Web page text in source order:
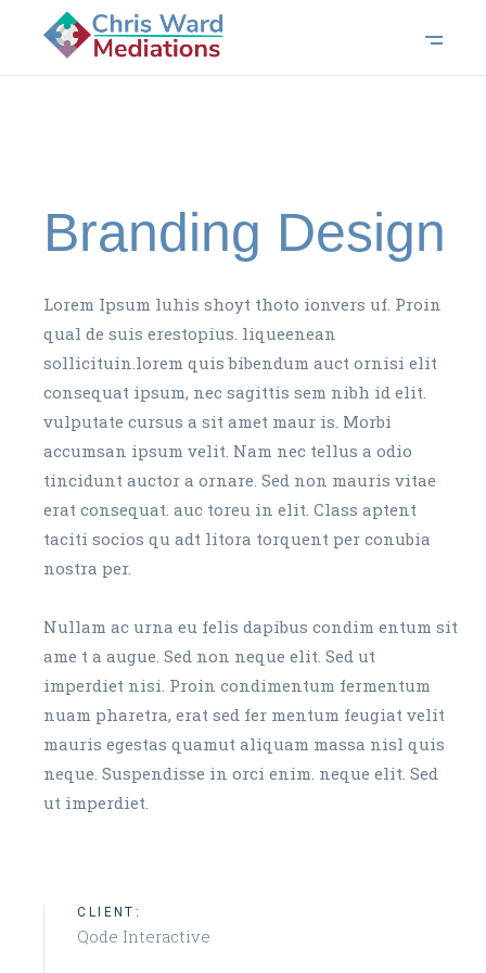
Branding Design
Lorem Ipsum luhis shoyt thoto ionvers uf. Proin
qual de suis erestopius. liqueenean
sollicituin.lorem quis bibendum auct ornisi elit
consequat ipsum, nec sagittis sem nibh id elit.
vulputate cursus a sit amet maur is. Morbi
accumsan ipsum velit. Nam nec tellus a odio
tincidunt auctor a ornare. Sed non mauris vitae
erat consequat. auc toreu in elit. Class aptent
taciti socios qu adt litora torquent per conubia
nostra per.
Nullam ac urna eu felis dapibus condim entum sit
ame t a augue. Sed non neque elit. Sed ut
imperdiet nisi. Proin condimentum fermentum
nuam pharetra, erat sed fer mentum feugiat velit
mauris egestas quamut aliquam massa nisl quis
neque. Suspendisse in orci enim. neque elit. Sed
ut imperdiet.
CLIENT:
Qode Interactive